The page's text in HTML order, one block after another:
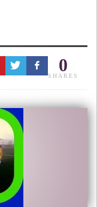
0
SHARES